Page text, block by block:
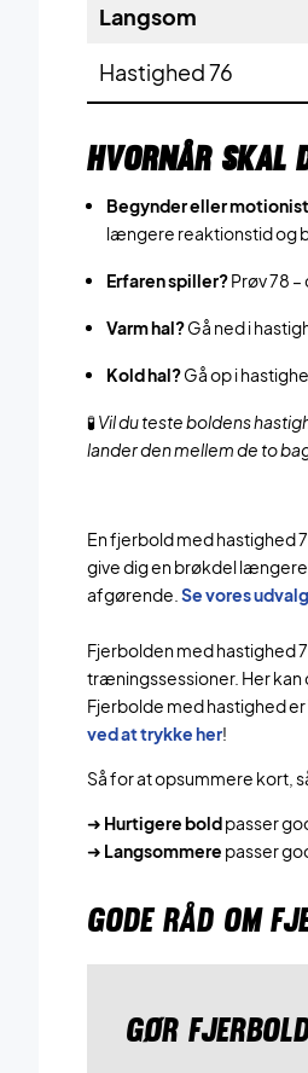
Langsom
Hastighed 76
HVORNÅR SKAL
Begynder eller
længere reaktionstid og
Erfaren spiller?Prøv 78
Varm hal?Gå ned i
Kold hal?Gå op i
🧪Vil du teste boldens
lander den mellem de to
En fjerbold med hastighed
give dig en brøkdel
afgørende. Se vores
Fjerbolden med hastighed
træningssessioner. Her kan
Fjerbolde med hastighed
ved at trykke her!
Så for at opsummere kort,
➜ Hurtigere boldpasser
➜ Langsommere passer
GODE RÅD OM
GØR